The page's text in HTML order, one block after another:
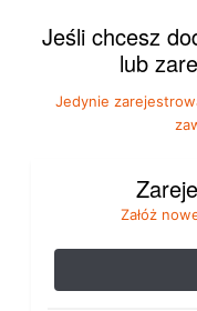
Jeśli chcesz
lub
Jedynie
Załóż